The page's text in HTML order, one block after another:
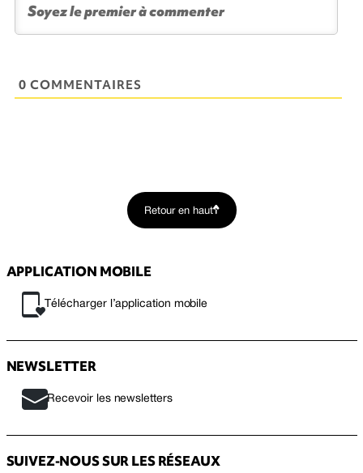
0 COMMENTAIRES
Retour en haut
APPLICATION MOBILE
Télécharger l’application mobile
NEWSLETTER
Recevoir les newsletters
SUIVEZ-NOUS SUR LES RÉSEAUX